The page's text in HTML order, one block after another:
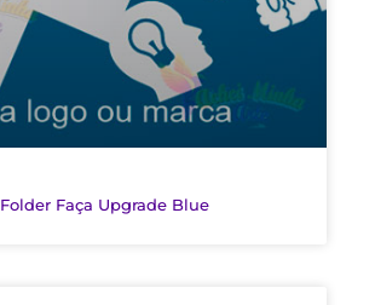
Folder Faça Upgrade Blue